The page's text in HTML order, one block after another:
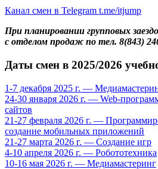
Канал смен в Telegram t.me/itjump
При планировании групповых
с отделом продаж по тел. 8(843)
Даты смен в 2025/2026
1-7 декабря 2025 г. —
24-30 января 2026 г. — Web-
сайтов
21-27 февраля 2026 г. —
создание мобильных приложений
21-27 марта 2026 г. — Создание игр
4-10 апреля 2026 г. — Робототехника
10-16 мая 2026 г. — Медиамастеринг